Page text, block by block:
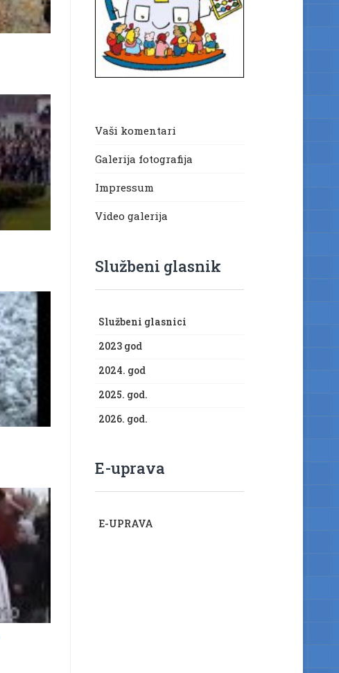
Vaši komentari
Galerija fotografija
Impressum
Video galerija
Službeni glasnik
Službeni glasnici
2023 god
2024. god
2025. god.
2026. god.
E-uprava
E-UPRAVA